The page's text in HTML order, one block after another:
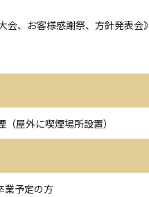
会、お客様感謝祭、方針発表会》
屋外に喫煙場所設置）
予定の方